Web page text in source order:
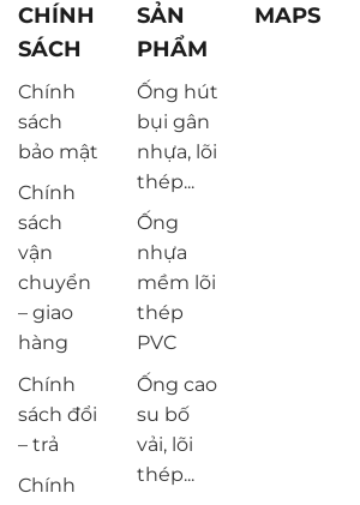
CHÍNH
SÁCH
Chính
sách
bảo mật
Chính
sách
vận
chuyển
– giao
hàng
Chính
sách đổi
– trả
Chính
SẢN
PHẨM
Ống hút
bụi gân
nhựa, lõi
thép...
Ống
nhựa
mềm lõi
thép
PVC
Ống cao
su bố
vải, lõi
thép...
MAPS